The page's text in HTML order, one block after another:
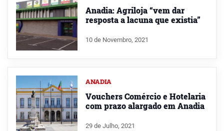
Anadia: Agriloja “vem dar
resposta a lacuna que existia”
10 de Novembro, 2021
ANADIA
Vouchers Comércio e Hotelaria
com prazo alargado em Anadia
29 de Julho, 2021